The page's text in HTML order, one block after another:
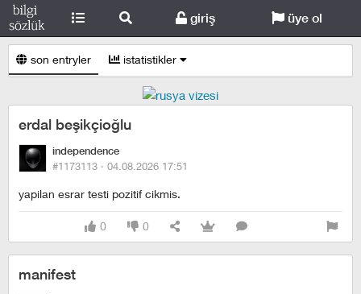
giriş üye ol
son entryler istatistikler
erdal beşikçioğlu
independence
#1173113 · 04.08.2026 17:51
yapilan esrar testi pozitif cikmis.
0 0
manifest